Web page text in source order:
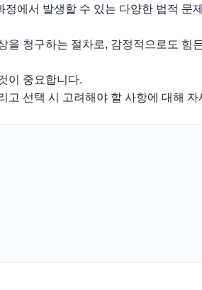
에서 발생할 수 있는 다양한 법적 문
청구하는 절차로, 감정적으로도 힘
이 중요합니다.
고 선택 시 고려해야 할 사항에 대해